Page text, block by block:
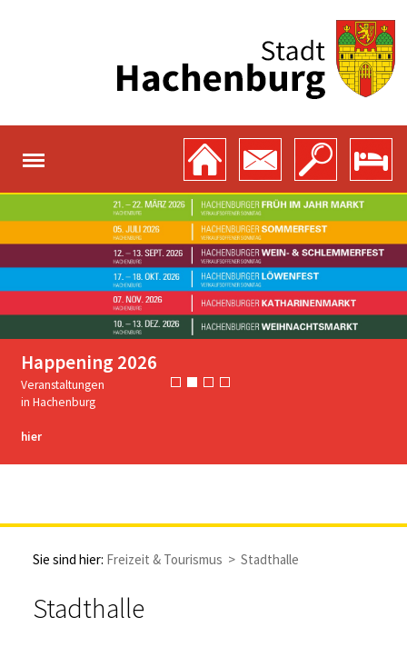
Happening 2026
Veranstaltungen
in Hachenburg
hier
Sie sind hier: Freizeit & Tourismus > Stadthalle
Stadthalle